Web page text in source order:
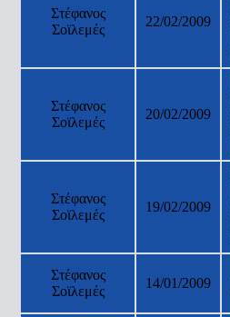
Στέφανος
Σοϊλεμές
22/02/2009
Στέφανος
Σοϊλεμές
20/02/2009
Στέφανος
Σοϊλεμές
19/02/2009
Στέφανος
Σοϊλεμές
14/01/2009